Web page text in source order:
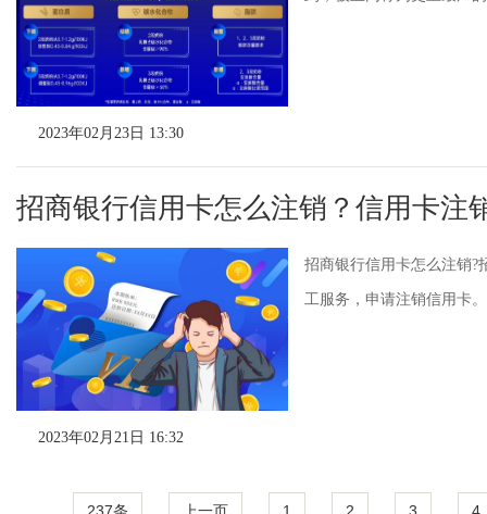
2023年02月23日 13:30
招商银行信用卡怎么注销？信用卡注
招商银行信用卡怎么注销?
工服务，申请注销信用卡
2023年02月21日 16:32
237条 上一页 1 2 3 4